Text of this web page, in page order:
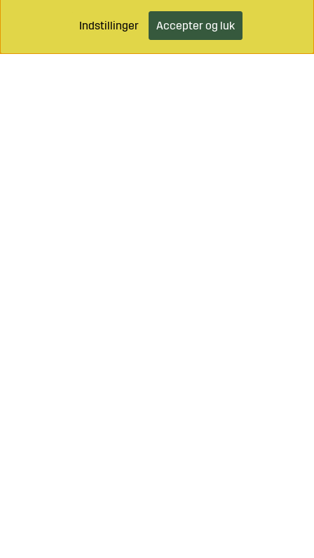
Indstillinger Accepter og luk